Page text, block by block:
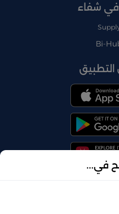
في...
في شفاء
Bi-